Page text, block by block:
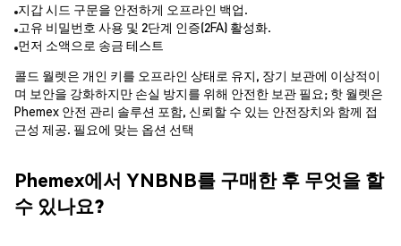
지갑 시드 구문을 안전하게 오프라인 백업.
고유 비밀번호 사용 및 2단계 인증(2FA) 활성화.
먼저 소액으로 송금 테스트
콜드 월렛은 개인 키를 오프라인 상태로 유지, 장기 보관에 이상적이
며 보안을 강화하지만 손실 방지를 위해 안전한 보관 필요; 핫 월렛은
Phemex 안전 관리 솔루션 포함, 신뢰할 수 있는 안전장치와 함께 접
근성 제공. 필요에 맞는 옵션 선택
Phemex에서 YNBNB를 구매한 후 무엇을 할
수 있나요?